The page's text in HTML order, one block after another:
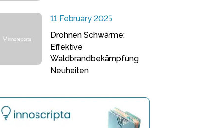
11 February 2025
Drohnen Schwärme:
Effektive
Waldbrandbekämpfung
Neuheiten